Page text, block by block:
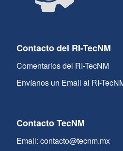
Contacto del RI-TecNM
Comentarios del RI-TecNM
Envíanos un Email al RI-
Contacto TecNM
Email: contacto@tecnm.mx